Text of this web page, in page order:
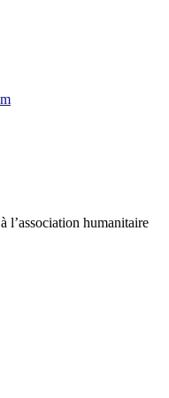
l’association humanitaire